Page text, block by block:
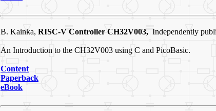
B. Kainka, RISC-V Controller CH32V003, Independently
An Introduction to the CH32V003 using C and PicoBasic.
Content
Paperback
eBook